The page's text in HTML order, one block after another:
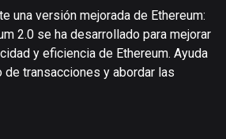
una versión mejorada de Ethereum:
2.0 se ha desarrollado para mejorar
y eficiencia de Ethereum. Ayuda
de transacciones y abordar las